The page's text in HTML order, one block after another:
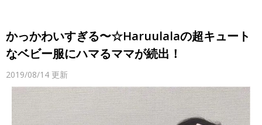
かっかわいすぎる〜☆Haruulalaの超キュート
なベビー服にハマるママが続出！
2019/08/14 更新